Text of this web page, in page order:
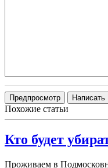
Похожие статьи
Кто будет
Проживаем в